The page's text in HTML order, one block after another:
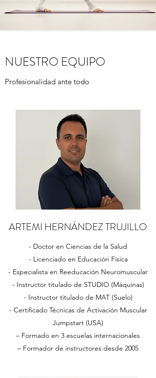
NUESTRO EQUIPO
Profesionalidad ante todo
ARTEMI HERNÁNDEZ TRUJILLO
- Doctor en Ciencias de la Salud
- Licenciado en Educación Física
- Especialista en Reeducación Neuromuscular
- Instructor titulado de STUDIO (Máquinas)
- Instructor titulado de MAT (Suelo)
- Certificado Técnicas de Activación Muscular
Jumpstart (USA)
– Formado en 3 escuelas internacionales
– Formador de instructores desde 2005